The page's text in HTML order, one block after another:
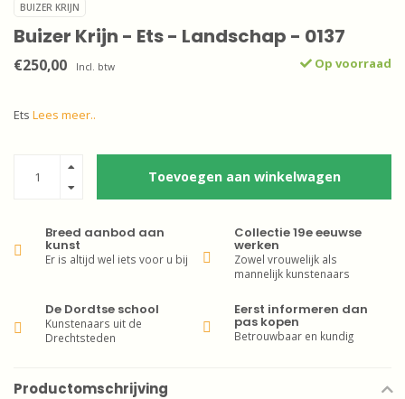
BUIZER KRIJN
Buizer Krijn - Ets - Landschap - 0137
€250,00 Incl. btw Op voorraad
Ets Lees meer..
Toevoegen aan winkelwagen
Breed aanbod aan
kunst
Er is altijd wel iets voor u bij
Collectie 19e eeuwse
werken
Zowel vrouwelijk als
mannelijk kunstenaars
De Dordtse school
Kunstenaars uit de
Drechtsteden
Eerst informeren dan
pas kopen
Betrouwbaar en kundig
Productomschrijving